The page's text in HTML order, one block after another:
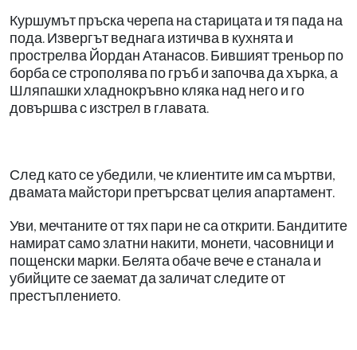
Куршумът пръска черепа на старицата и тя пада на
пода. Извергът веднага изтичва в кухнята и
прострелва Йордан Атанасов. Бившият треньор по
борба се строполява по гръб и започва да хърка, а
Шляпашки хладнокръвно кляка над него и го
довършва с изстрел в главата.
След като се убедили, че клиентите им са мъртви,
двамата майстори претърсват целия апартамент.
Уви, мечтаните от тях пари не са открити. Бандитите
намират само златни накити, монети, часовници и
пощенски марки. Белята обаче вече е станала и
убийците се заемат да заличат следите от
престъплението.